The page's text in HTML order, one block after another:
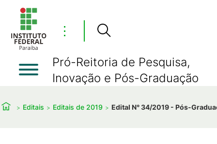
⋮
Pró-Reitoria de Pesquisa,
Inovação e Pós-Graduação
Editais Editais de 2019 Edital N° 34/2019 - Pós-